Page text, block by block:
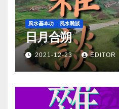
風水基本功 風水雜談
日月合朔
2021-12-23 EDITOR